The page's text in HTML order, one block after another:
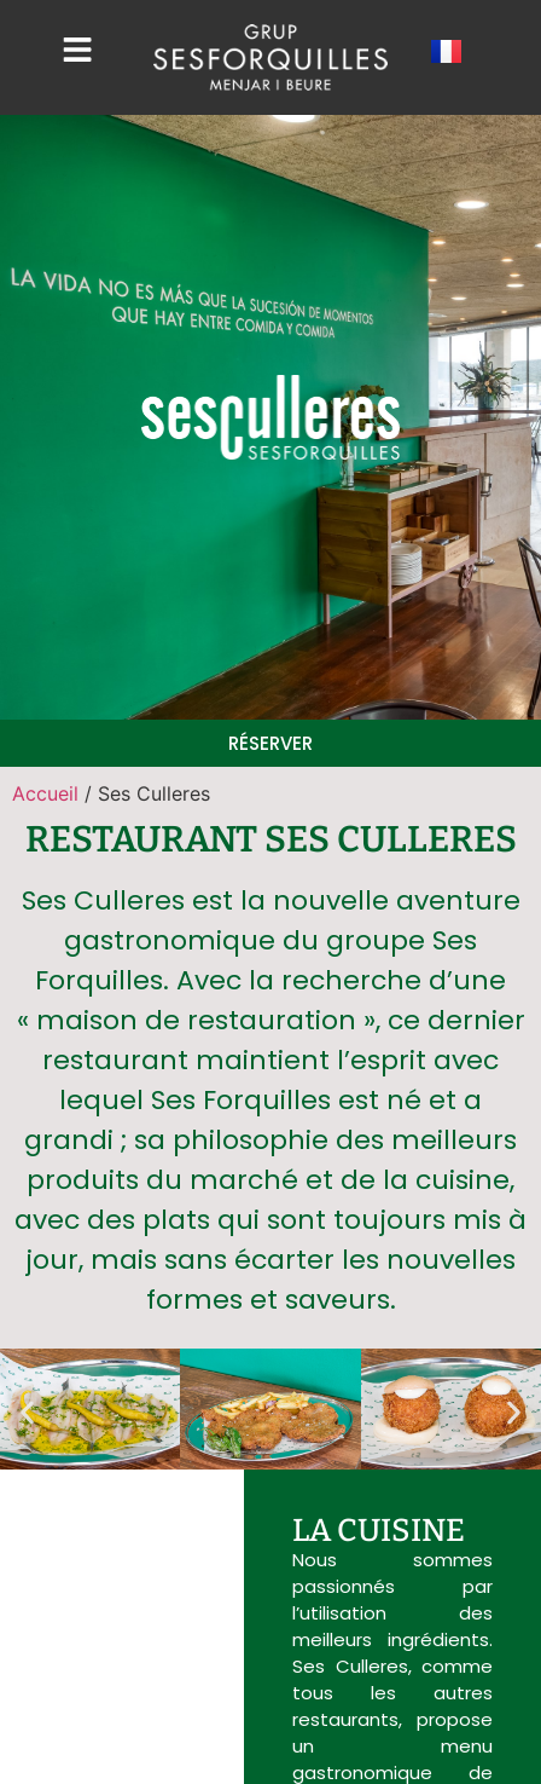
RÉSERVER
Accueil / Ses Culleres
RESTAURANT SES CULLERES
Ses Culleres est la nouvelle aventure
gastronomique du groupe Ses
Forquilles. Avec la recherche d’une
« maison de restauration », ce dernier
restaurant maintient l’esprit avec
lequel Ses Forquilles est né et a
grandi ; sa philosophie des meilleurs
produits du marché et de la cuisine,
avec des plats qui sont toujours mis à
jour, mais sans écarter les nouvelles
formes et saveurs.
LA CUISINE
Nous sommes
passionnés par
l’utilisation des
meilleurs ingrédients.
Ses Culleres, comme
tous les autres
restaurants, propose
un menu
gastronomique de